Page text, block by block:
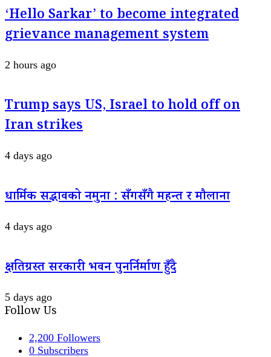
‘Hello Sarkar’ to become integrated
grievance management system
2 hours ago
Trump says US, Israel to hold off on
Iran strikes
4 days ago
धार्मिक सद्भावको नमुना : सँगसँगै महन्त र मौलाना
4 days ago
क्षतिग्रस्त सरकारी भवन पुनर्निर्माण हुँदै
5 days ago
Follow Us
2,200 Followers
0 Subscribers